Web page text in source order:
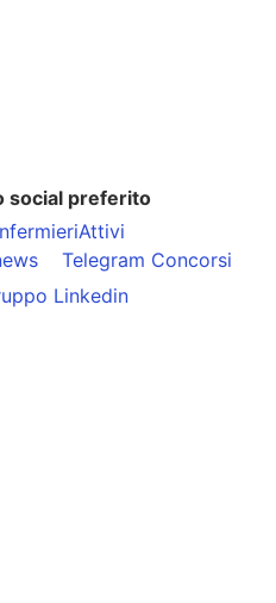
social preferito
Telegram Concorsi
Linkedin